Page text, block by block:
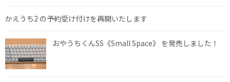
かえうち2 の予約受け付けを再開いたします
おやうちくんSS《Small Space》 を発売しました！